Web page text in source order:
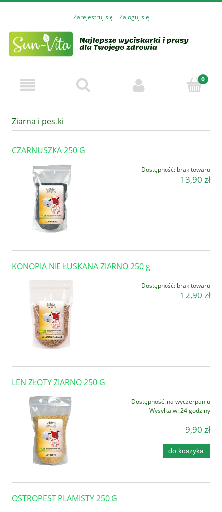
Zarejestruj się Zaloguj się
Ziarna i pestki
CZARNUSZKA 250 G
Dostępność: brak towaru
13,90 zł
KONOPIA NIE ŁUSKANA ZIARNO 250 g
Dostępność: brak towaru
12,90 zł
LEN ZŁOTY ZIARNO 250 G
Dostępność: na wyczerpaniu
Wysyłka w:24 godziny
9,90 zł
do koszyka
OSTROPEST PLAMISTY 250 G